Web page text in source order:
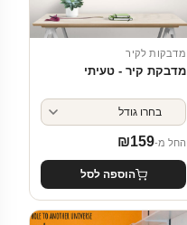
מדבקות לקיר
מדבקת קיר - טעיתי
החל מ- ₪159
הוספה לסל